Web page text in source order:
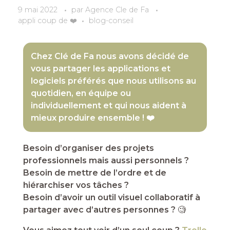
9 mai 2022 par Agence Cle de Fa
appli coup de ❤️
blog-conseil
Chez Clé de Fa nous avons décidé de
vous partager les applications et
logiciels préférés que nous utilisons au
quotidien, en équipe ou
individuellement et qui nous aident à
mieux produire ensemble ! ❤️
Besoin d’organiser des projets
professionnels mais aussi personnels ?
Besoin de mettre de l’ordre et de
hiérarchiser vos tâches ?
Besoin d’avoir un outil visuel collaboratif à
partager avec d’autres personnes ? 🧐